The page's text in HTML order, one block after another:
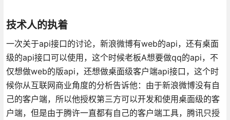
技术人的执着
一次关于api接口的讨论，新浪微博有web的api，还有桌面
级的api接口可以使用，这个时候老板A想要做qq的api，不
仅想做web的版api，还想做桌面级客户端api接口，这个时
候你从互联网商业角度的分析告诉他：由于新浪微博没有自
己的客户端，所以他授权第三方可以开发和使用桌面级的客
户端，但是由于腾许一直都有自己的客户端工具，腾讯只授